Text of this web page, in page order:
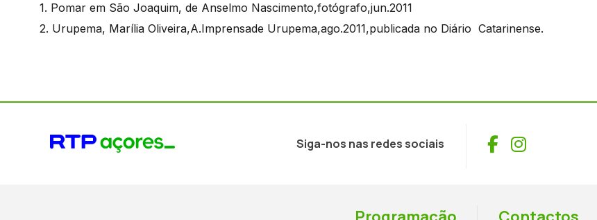
1. Pomar em São Joaquim, de Anselmo Nascimento,fotógrafo,jun.2011
2. Urupema, Marília Oliveira,A.Imprensade Urupema,ago.2011,publicada no Diário Catarinense.
Siga-nos nas redes sociais Facebook
Instagram